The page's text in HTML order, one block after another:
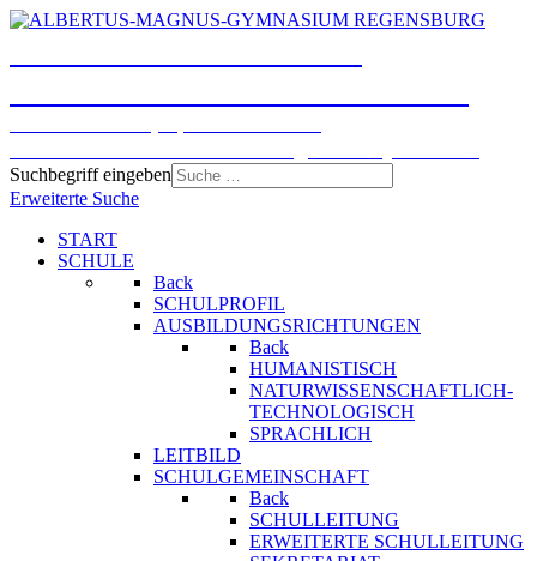
Suchbegriff eingeben
Erweiterte Suche
START
SCHULE
Back
SCHULPROFIL
AUSBILDUNGSRICHTUNGEN
Back
HUMANISTISCH
NATURWISSENSCHAFTLICH-
TECHNOLOGISCH
SPRACHLICH
LEITBILD
SCHULGEMEINSCHAFT
Back
SCHULLEITUNG
ERWEITERTE SCHULLEITUNG